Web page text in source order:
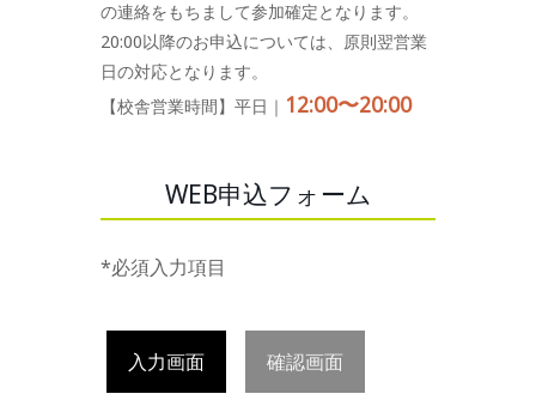
の連絡をもちまして参加確定となります。
20:00以降のお申込については、原則翌営業
日の対応となります。
【校舎営業時間】平日｜ 12:00〜20:00
WEB申込フォーム
*必須入力項目
入力画面 確認画面